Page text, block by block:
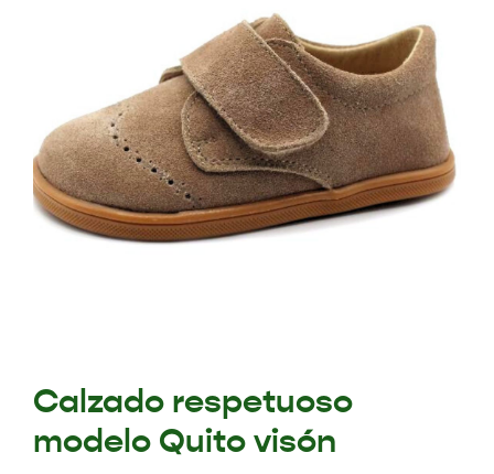
Calzado respetuoso
modelo Quito visón